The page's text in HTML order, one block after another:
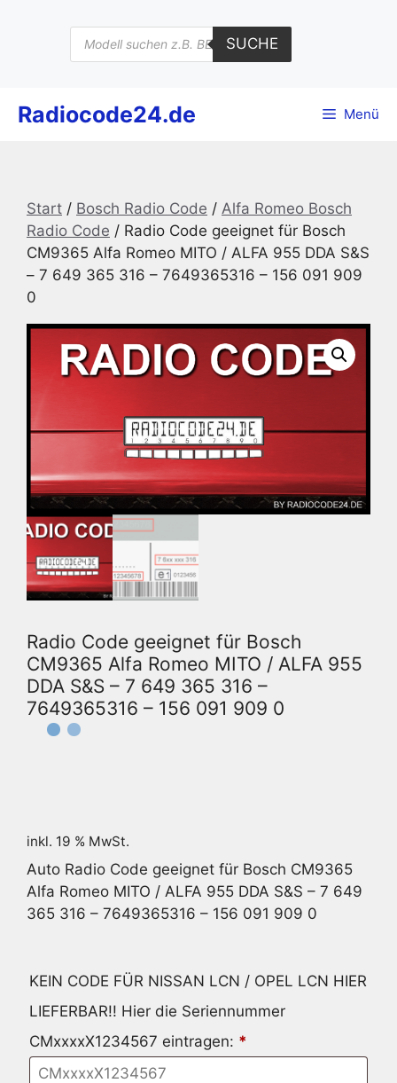
Products
search
SUCHE
Radiocode24.de Menü
Start / Bosch Radio Code / Alfa Romeo Bosch
Radio Code / Radio Code geeignet für Bosch
CM9365 Alfa Romeo MITO / ALFA 955 DDA S&S
– 7 649 365 316 – 7649365316 – 156 091 909
0
Radio Code geeignet für Bosch
CM9365 Alfa Romeo MITO / ALFA 955
DDA S&S – 7 649 365 316 –
7649365316 – 156 091 909 0
inkl. 19 % MwSt.
Auto Radio Code geeignet für Bosch CM9365
Alfa Romeo MITO / ALFA 955 DDA S&S – 7 649
365 316 – 7649365316 – 156 091 909 0
KEIN CODE FÜR NISSAN LCN / OPEL LCN HIER
LIEFERBAR!! Hier die Seriennummer
CMxxxxX1234567 eintragen: *